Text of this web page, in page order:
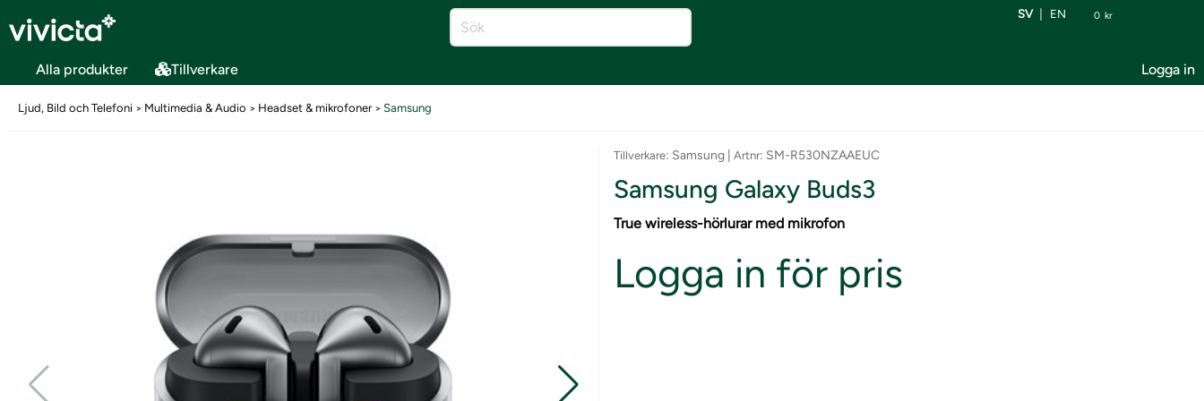
SV EN 0 kr
Alla produkter Tillverkare Logga in
Ljud, Bild och Telefoni > Multimedia & Audio > Headset & mikrofoner> Samsung
Tillverkare: Samsung | Artnr: SM-R530NZAAEUC
Samsung Galaxy Buds3
True wireless-hörlurar med mikrofon
Logga in för pris